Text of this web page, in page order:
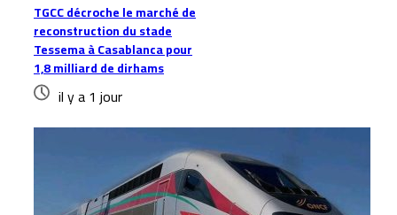
TGCC décroche le marché de
reconstruction du stade
Tessema à Casablanca pour
1,8 milliard de dirhams
il y a 1 jour